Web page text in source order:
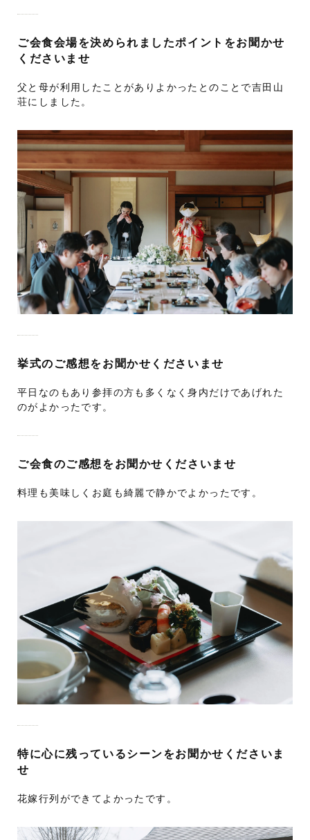
ご会食会場を決められましたポイントをお聞かせ
くださいませ
父と母が利用したことがありよかったとのことで吉田山
荘にしました。
挙式のご感想をお聞かせくださいませ
平日なのもあり参拝の方も多くなく身内だけであげれた
のがよかったです。
ご会食のご感想をお聞かせくださいませ
料理も美味しくお庭も綺麗で静かでよかったです。
特に心に残っているシーンをお聞かせくださいま
せ
花嫁行列ができてよかったです。